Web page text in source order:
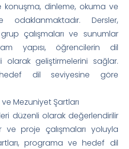
konuşma, dinleme, okuma ve
odaklanmaktadır. Dersler,
çalışmaları ve sunumlar
yapısı, öğrencilerin dil
olarak geliştirmelerini sağlar.
dil seviyesine göre
Mezuniyet Şartları
düzenli olarak değerlendirilir
ve proje çalışmaları yoluyla
programa ve hedef dil